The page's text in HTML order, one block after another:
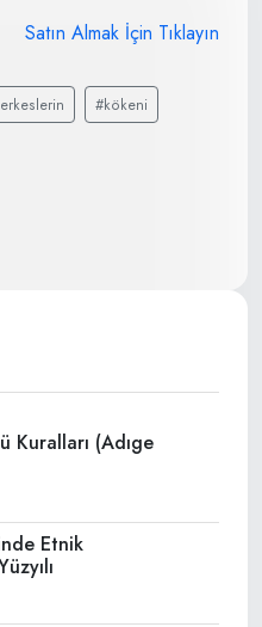
Satın Almak İçin Tıklayın
#kökeni
Kuralları (Adıge
Etnik